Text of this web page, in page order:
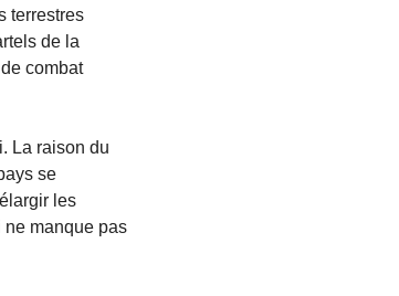
terrestres
de la
combat
La raison du
se
les
manque pas